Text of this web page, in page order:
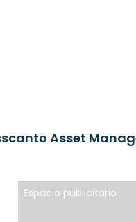
Espacio publicitario